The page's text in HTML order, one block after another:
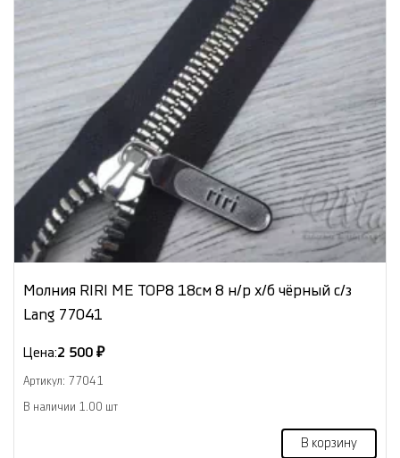
Молния RIRI МЕ ТОР8 18см 8 н/р х/б чёрный с/з
Lang 77041
Цена:2 500 ₽
Артикул: 77041
В наличии 1.00 шт
В корзину